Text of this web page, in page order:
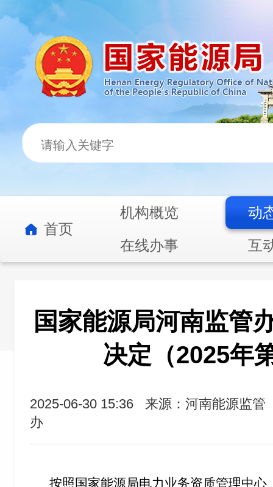
首页
机构概览
动
在线办事
互
国家能源局河南监管
决定（2025年
2025-06-30 15:36
来源：河南能源监管
办
按照国家能源局电力业务资质管理中